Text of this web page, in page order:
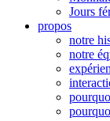
Jours
propos
notre
notre